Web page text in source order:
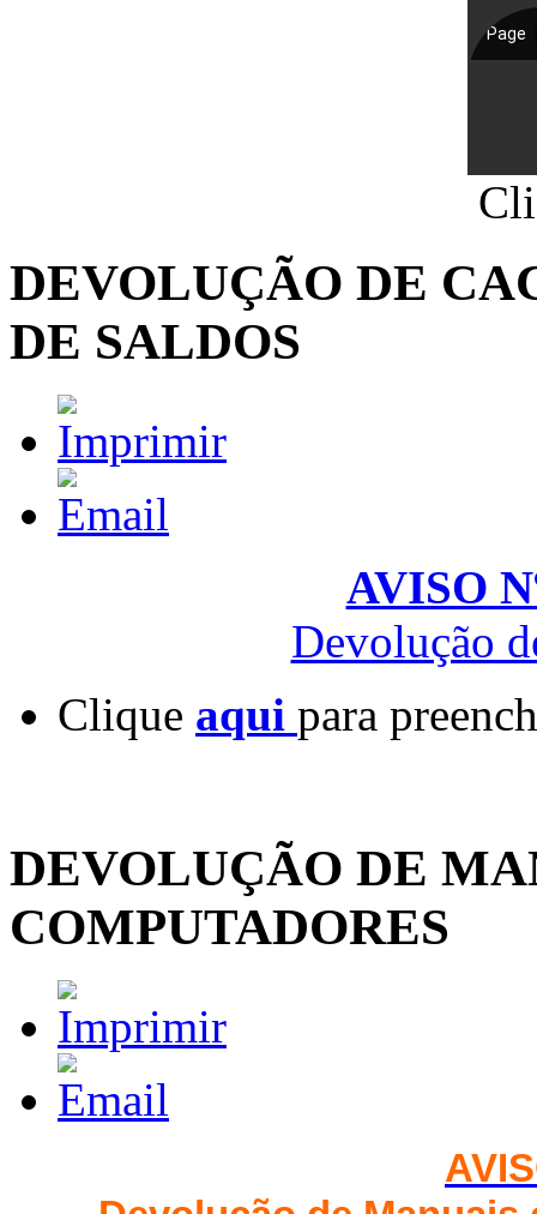
DEVOLUÇÃO DE
DE SALDOS
AVISO
Devolução
Clique aqui para
DEVOLUÇÃO DE
COMPUTADORES